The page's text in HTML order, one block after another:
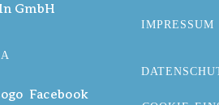
GmbH
Facebook
IMPRESSUM